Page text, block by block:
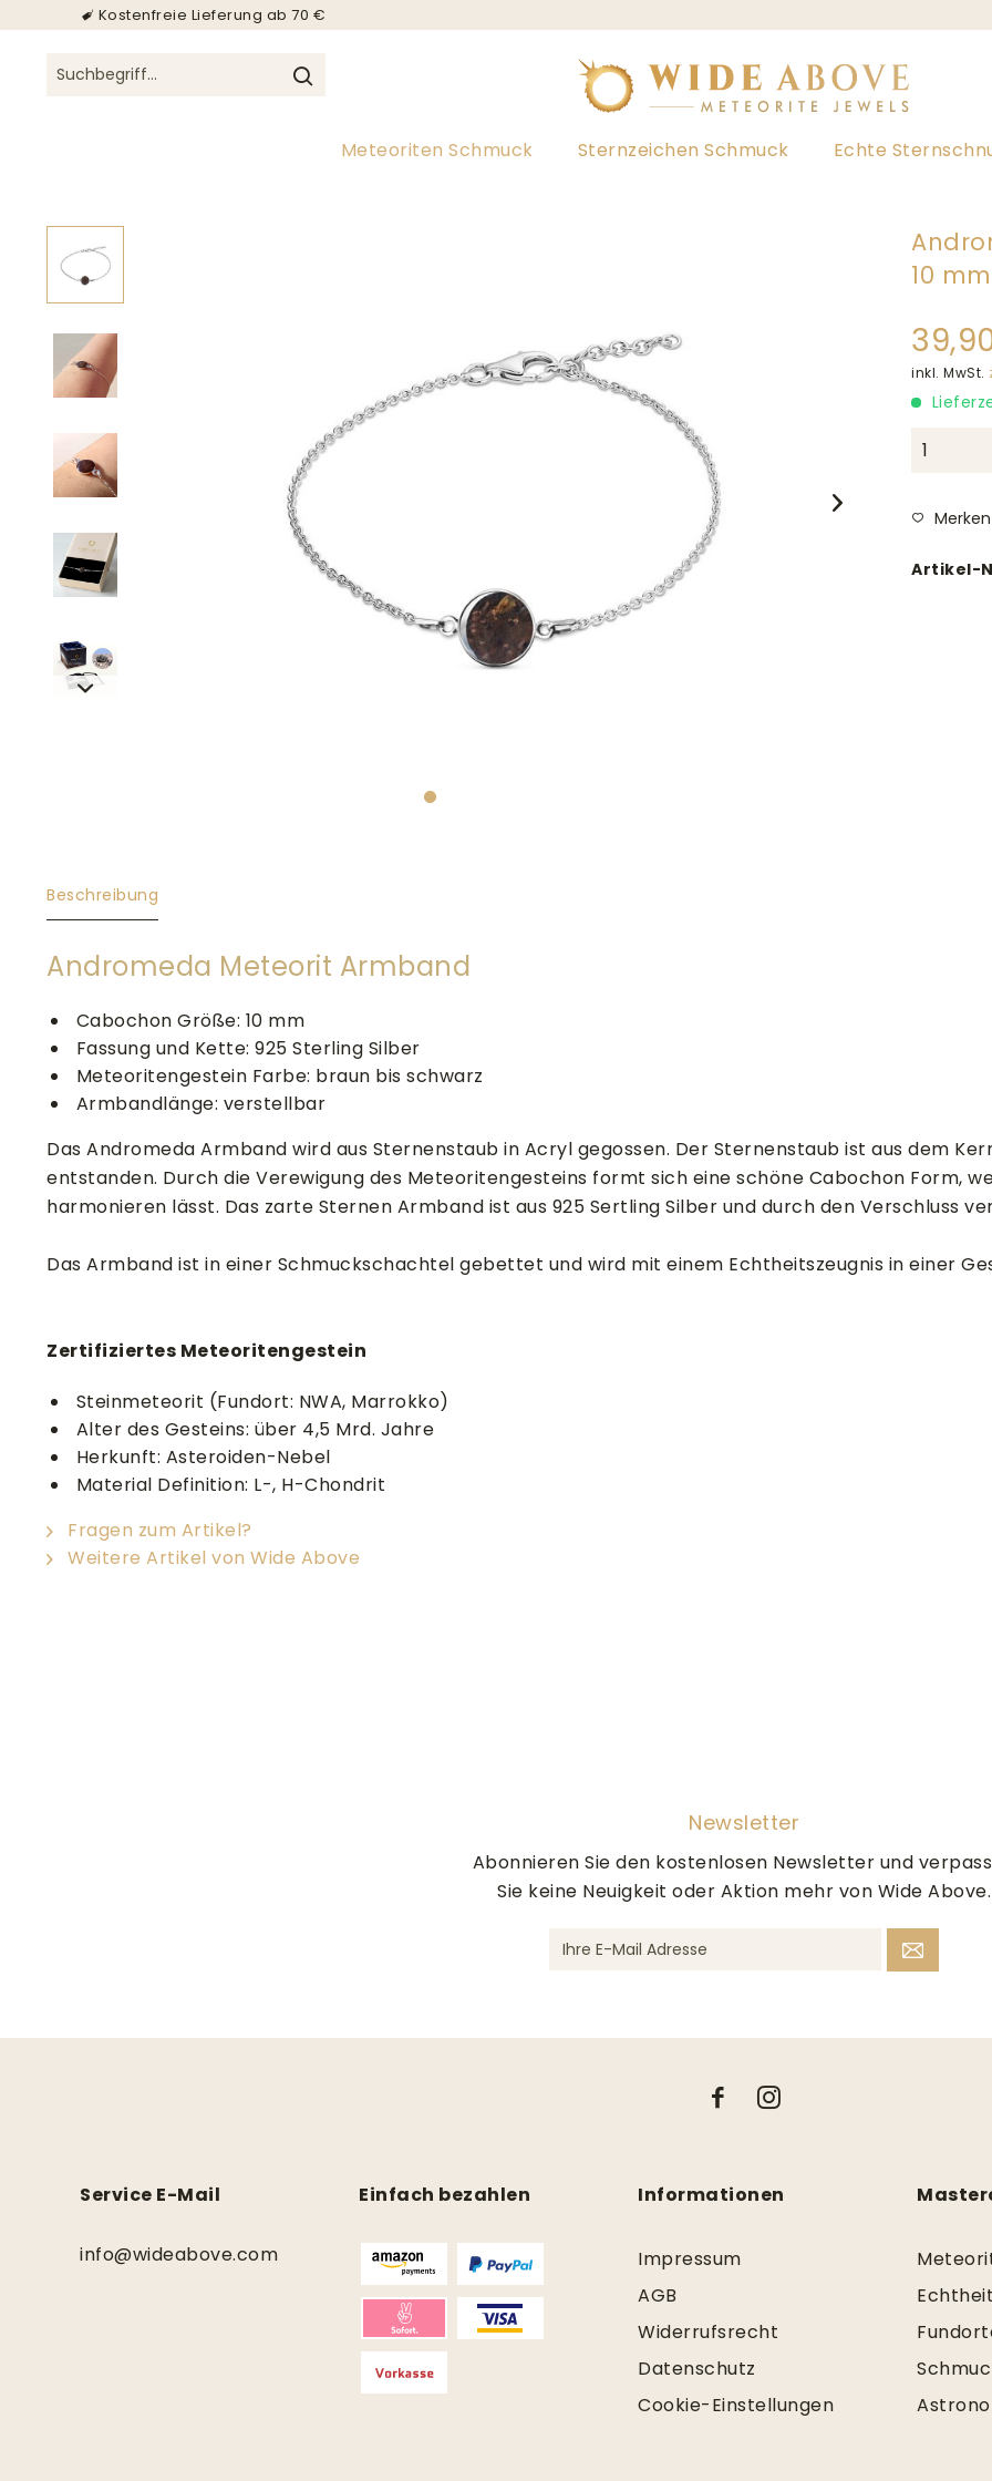
Kostenfreie Lieferung ab 70 €
Meteoriten Schmuck Sternzeichen Schmuck Echte
10 mm
inkl. MwSt.
Merken
Artikel-
Beschreibung
Andromeda Meteorit Armband
Cabochon Größe: 10 mm
Fassung und Kette: 925 Sterling Silber
Meteoritengestein Farbe: braun bis schwarz
Armbandlänge: verstellbar
Das Andromeda Armband wird aus Sternenstaub in Acryl gegossen. Der Sternenstaub ist aus dem
entstanden. Durch die Verewigung des Meteoritengesteins formt sich eine schöne Cabochon Form,
harmonieren lässt. Das zarte Sternen Armband ist aus 925 Sertling Silber und durch den Verschluss
Das Armband ist in einer Schmuckschachtel gebettet und wird mit einem Echtheitszeugnis in einer
Zertifiziertes Meteoritengestein
Steinmeteorit (Fundort: NWA, Marrokko)
Alter des Gesteins: über 4,5 Mrd. Jahre
Herkunft: Asteroiden-Nebel
Material Definition: L-, H-Chondrit
Fragen zum Artikel?
Weitere Artikel von Wide Above
Newsletter
Abonnieren Sie den kostenlosen Newsletter und
Sie keine Neuigkeit oder Aktion mehr von Wide Above.
Service E-Mail
info@wideabove.com
Einfach bezahlen Informationen
Impressum
AGB
Widerrufsrecht
Datenschutz
Cookie-Einstellungen